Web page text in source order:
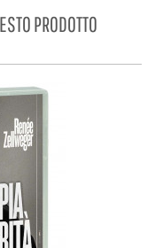
PRODOTTO